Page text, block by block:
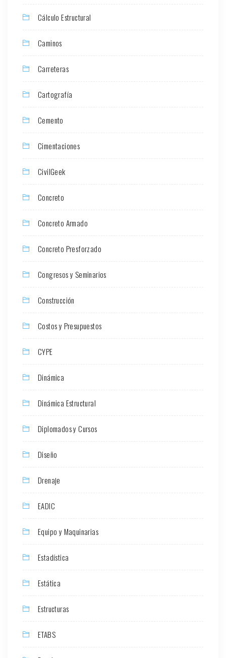
Cálculo Estructural
Caminos
Carreteras
Cartografía
Cemento
Cimentaciones
CivilGeek
Concreto
Concreto Armado
Concreto Presforzado
Congresos y Seminarios
Construcción
Costos y Presupuestos
CYPE
Dinámica
Dinámica Estructural
Diplomados y Cursos
Diseño
Drenaje
EADIC
Equipo y Maquinarias
Estadística
Estática
Estructuras
ETABS